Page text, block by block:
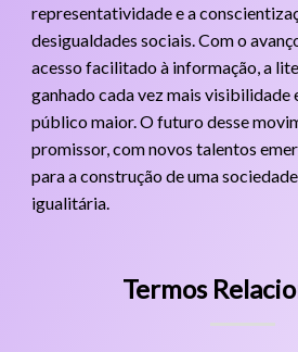
representatividade e a
desigualdades sociais. Com o
acesso facilitado à informação, a
ganhado cada vez mais visibilidade
público maior. O futuro desse
promissor, com novos talentos
para a construção de uma
igualitária.
Termos